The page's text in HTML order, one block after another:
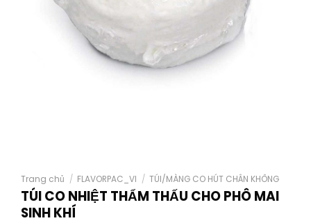
Trang chủ / FLAVORPAC_VI / TÚI/MÀNG CO HÚT CHÂN KHÔNG
TÚI CO NHIỆT THẨM THẤU CHO PHÔ MAI
SINH KHÍ